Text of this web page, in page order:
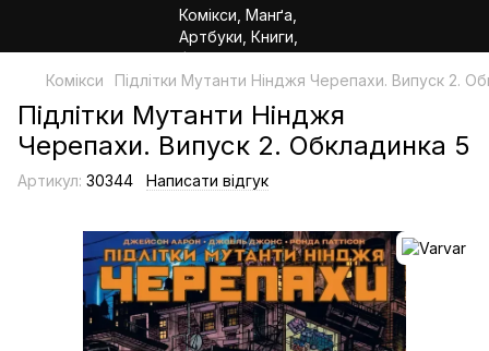
Комікси Підлітки Мутанти Нінджя Черепахи. Випуск 2.
Підлітки Мутанти Нінджя
Черепахи. Випуск 2. Обкладинка 5
Артикул: 30344 Написати відгук